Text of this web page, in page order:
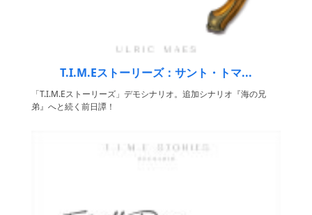
T.I.M.Eストーリーズ：サント・トマ...
「T.I.M.Eストーリーズ」デモシナリオ。追加シナリオ『海の兄
弟』へと続く前日譚！